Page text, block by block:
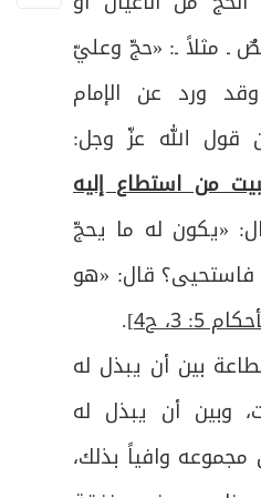
ـ مثلاً ـ: «حجّ وعليّ
ورد عن الإمام
قول الله عزّ وجل:
من استطاع إليه
«يكون له ما يحجّ
قال: «هو
5: 3، ح4]
.
بين أن يبذل له
وبين أن يبذل له
وافياً بذلك،
الحرم
بالبيت وفيه فروع
وأحكامه
الطواف
الطواف:
والزيادة في الطواف